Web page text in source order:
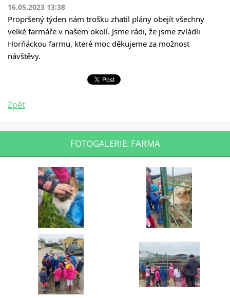
16.05.2023 13:38
Propršený týden nám trošku zhatil plány obejít všechny
velké farmáře v našem okolí. Jsme rádi, že jsme zvládli
Horňáckou farmu, které moc děkujeme za možnost
návštěvy.
Zpět
FOTOGALERIE: FARMA